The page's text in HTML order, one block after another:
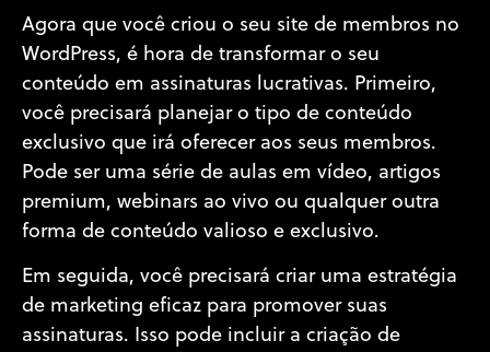
Agora que você criou o seu site de membros no
WordPress, é hora de transformar o seu
conteúdo em assinaturas lucrativas. Primeiro,
você precisará planejar o tipo de conteúdo
exclusivo que irá oferecer aos seus membros.
Pode ser uma série de aulas em vídeo, artigos
premium, webinars ao vivo ou qualquer outra
forma de conteúdo valioso e exclusivo.
Em seguida, você precisará criar uma estratégia
de marketing eficaz para promover suas
assinaturas. Isso pode incluir a criação de